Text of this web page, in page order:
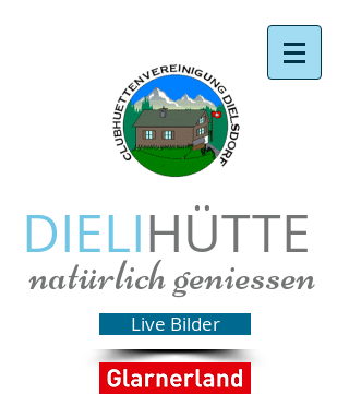
DIELIHÜTTE
natürlich geniessen
Live Bilder